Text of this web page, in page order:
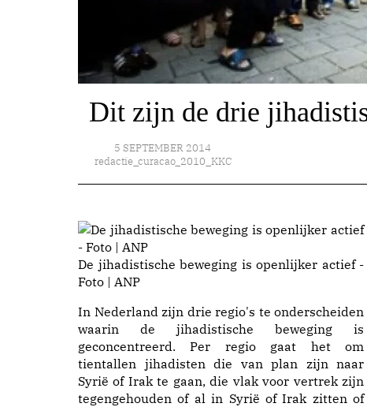
Dit zijn de drie
5 SEPTEMBER 2014
redactie_curacao_2010_KKC
De jihadistische beweging is openlijker actief -
Foto | ANP
In Nederland zijn drie regio's te onderscheiden
waarin de jihadistische beweging is
geconcentreerd. Per regio gaat het om
tientallen jihadisten die van plan zijn naar
Syrië of Irak te gaan, die vlak voor vertrek zijn
tegengehouden of al in Syrië of Irak zitten of